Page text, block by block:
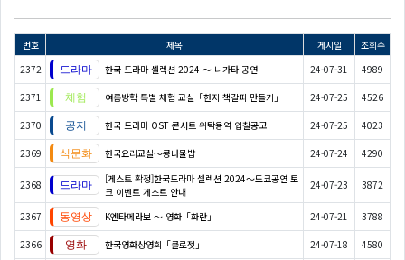
번호 제목 게시일
조회수
2372
한국 드라마 셀렉션 2024 〜 니가타 공연 24-07-31 4989
2371 여름방학 특별 체험 교실「한지 책갈피 만들기」 24-07-25 4526
2370 한국 드라마 OST 콘서트 위탁용역 입찰공고 24-07-25 4023
2369 한국요리교실〜콩나물밥 24-07-24 4290
2368
[게스트 확정]한국드라마 셀렉션 2024～도쿄공연 토
크 이벤트 게스트 안내
24-07-23 3872
2367 K엔타메라보 ～ 영화「화란」 24-07-21 3788
2366 한국영화상영회「클로젯」 24-07-18 4580